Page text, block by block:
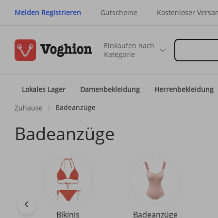
Melden Registrieren Gutscheine Kostenloser
Einkaufen nach
Kategorie
Lokales Lager Damenbekleidung Herrenbekleidung
Zuhause Badeanzüge
Badeanzüge
Bikinis Badeanzüge